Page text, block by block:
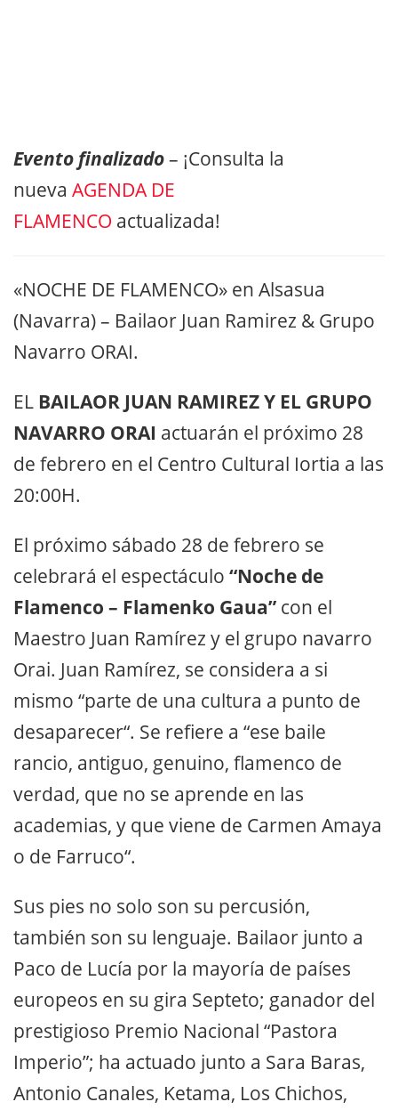
Evento finalizado– ¡Consulta la
nueva AGENDA DE
FLAMENCO actualizada!
«NOCHE DE FLAMENCO» en Alsasua
(Navarra) – Bailaor Juan Ramirez & Grupo
Navarro ORAI.
EL BAILAOR JUAN RAMIREZ Y EL GRUPO
NAVARRO ORAI actuarán el próximo 28
de febrero en el Centro Cultural Iortia a las
20:00H.
El próximo sábado 28 de febrero se
celebrará el espectáculo “Noche de
Flamenco – Flamenko Gaua” con el
Maestro Juan Ramírez y el grupo navarro
Orai. Juan Ramírez, se considera a si
mismo “parte de una cultura a punto de
desaparecer“. Se refiere a “ese baile
rancio, antiguo, genuino, flamenco de
verdad, que no se aprende en las
academias, y que viene de Carmen Amaya
o de Farruco“.
Sus pies no solo son su percusión,
también son su lenguaje. Bailaor junto a
Paco de Lucía por la mayoría de países
europeos en su gira Septeto; ganador del
prestigioso Premio Nacional “Pastora
Imperio”; ha actuado junto a Sara Baras,
Antonio Canales, Ketama, Los Chichos,